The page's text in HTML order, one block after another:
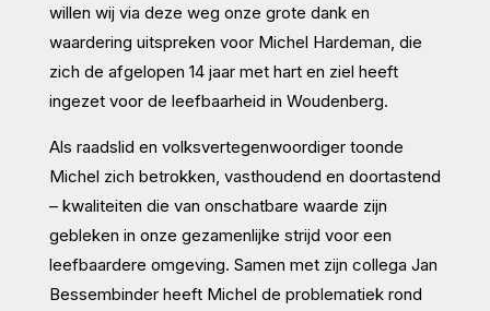
willen wij via deze weg onze grote dank en
waardering uitspreken voor Michel Hardeman, die
zich de afgelopen 14 jaar met hart en ziel heeft
ingezet voor de leefbaarheid in Woudenberg.
Als raadslid en volksvertegenwoordiger toonde
Michel zich betrokken, vasthoudend en doortastend
– kwaliteiten die van onschatbare waarde zijn
gebleken in onze gezamenlijke strijd voor een
leefbaardere omgeving. Samen met zijn collega Jan
Bessembinder heeft Michel de problematiek rond